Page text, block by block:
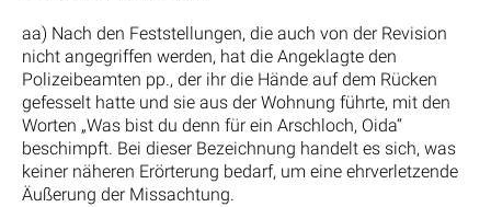
aa) Nach den Feststellungen, die auch von der Revision
nicht angegriffen werden, hat die Angeklagte den
Polizeibeamten pp., der ihr die Hände auf dem Rücken
gefesselt hatte und sie aus der Wohnung führte, mit den
Worten „Was bist du denn für ein Arschloch, Oida“
beschimpft. Bei dieser Bezeichnung handelt es sich, was
keiner näheren Erörterung bedarf, um eine ehrverletzende
Äußerung der Missachtung.